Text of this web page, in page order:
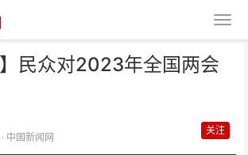
】民众对2023年全国两会
· 中国新闻网
关注